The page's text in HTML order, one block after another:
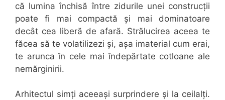
că lumina închisă între zidurile unei construcții
poate fi mai compactă și mai dominatoare
decât cea liberă de afară. Strălucirea aceea te
făcea să te volatilizezi și, așa imaterial cum erai,
te arunca în cele mai îndepărtate cotloane ale
nemărginirii.
Arhitectul simți aceeași surprindere și la ceilalți.